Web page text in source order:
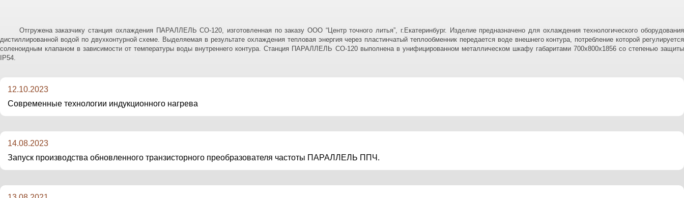
Отгружена заказчику станция охлаждения ПАРАЛЛЕЛЬ СО-120, изготовленная по заказу ООО “Центр точного литья”, г.Екатеринбург. Изделие предназначено для охлаждения технологического оборудования
дистиллированной водой по двухконтурной схеме. Выделяемая в результате охлаждения тепловая энергия через пластинчатый теплообменник передается воде внешнего контура, потребление которой регулируется
соленоидным клапаном в зависимости от температуры воды внутреннего контура. Станция ПАРАЛЛЕЛЬ СО-120 выполнена в унифицированном металлическом шкафу габаритами 700х800х1856 со степенью защиты
IP54.
12.10.2023
Современные технологии индукционного нагрева
14.08.2023
Запуск производства обновленного транзисторного преобразователя частоты ПАРАЛЛЕЛЬ ППЧ.